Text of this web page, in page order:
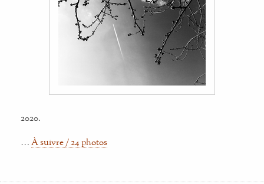
2020.
… À suivre / 24 photos